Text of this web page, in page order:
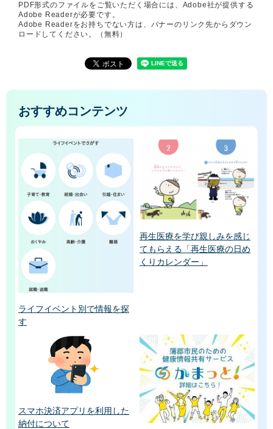
PDF形式のファイルをご覧いただく場合には、Adobe社が提供する
Adobe Readerが必要です。
Adobe Readerをお持ちでない方は、バナーのリンク先からダウン
ロードしてください。（無料）
おすすめコンテンツ
ライフイベント別で情報を探
す
再生医療を学び親しみを感じ
てもらえる「再生医療の日め
くりカレンダー」
スマホ決済アプリを利用した
納付について